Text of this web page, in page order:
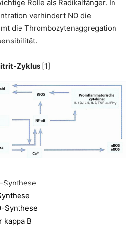
Rolle als Radikalfänger. In
verhindert NO die
die Thrombozytenaggregation
Zyklus [1]
Synthese
Synthese
kappa B